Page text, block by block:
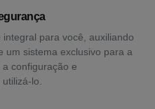
para você, auxiliando
um sistema exclusivo para a
configuração e
lo.